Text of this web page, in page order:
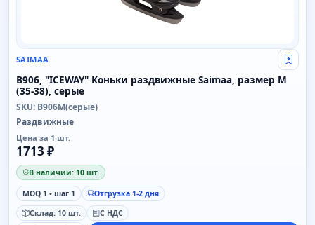
SAIMAA Свой
B906, "ICEWAY" Коньки раздвижные Saimaa, размер M
(35-38), серые
SKU: B906M(серые)
Раздвижные
Цена за 1 шт.
1713 ₽
В наличии: 10 шт.
MOQ 1 • шаг 1
Отгрузка 1-2 дня
Склад: 10 шт.
С НДС